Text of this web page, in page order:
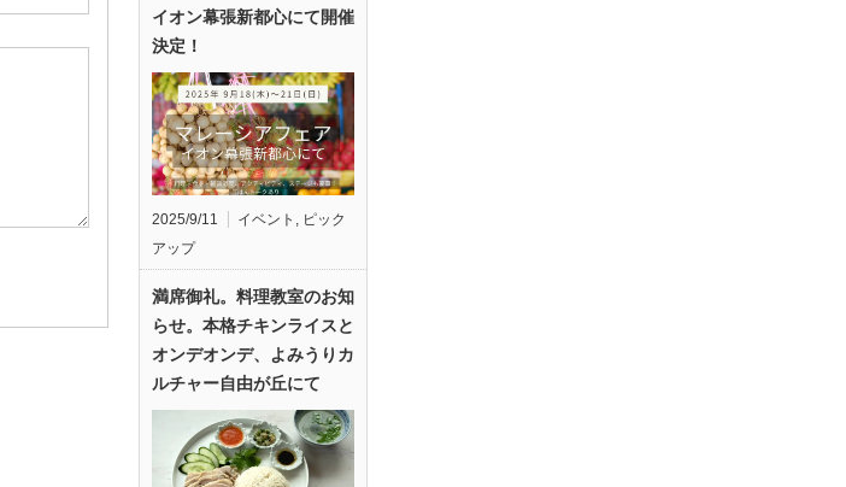
イオン幕張新都心にて開催
決定！
2025/9/11 イベント , ピック
アップ
満席御礼。料理教室のお知
らせ。本格チキンライスと
オンデオンデ、よみうりカ
ルチャー自由が丘にて